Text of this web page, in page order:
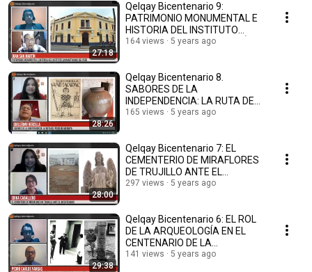
27:18
Qelqay Bicentenario 9:
PATRIMONIO MONUMENTAL E
HISTORIA DEL INSTITUTO
SANMARTINIANO DEL PERÚ
164 views 5 years ago
28:26
Qelqay Bicentenario 8.
SABORES DE LA
INDEPENDENCIA: LA RUTA DEL
PISCO EN AREQUIPA
165 views 5 years ago
28:00
Qelqay Bicentenario 7: EL
CEMENTERIO DE MIRAFLORES
DE TRUJILLO ANTE EL
BICENTENARIO
297 views 5 years ago
29:38
Qelqay Bicentenario 6: EL ROL
DE LA ARQUEOLOGÍA EN EL
CENTENARIO DE LA
INDEPENDENCIA Y
141 views 5 years ago